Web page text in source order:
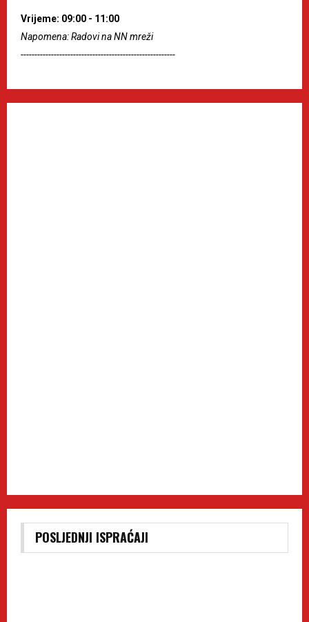
Vrijeme: 09:00 - 11:00
Napomena: Radovi na NN mreži
--------------------------------------------------------
POSLJEDNJI ISPRAĆAJI